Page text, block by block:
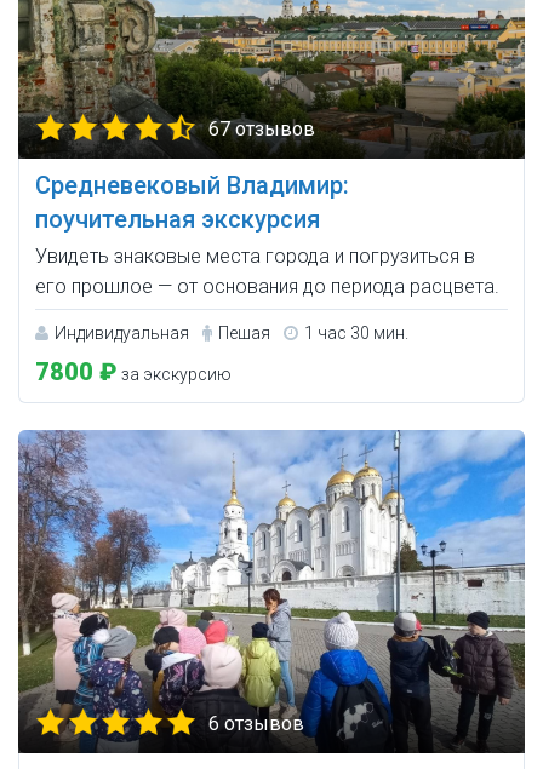
67 отзывов
Средневековый Владимир:
поучительная экскурсия
Увидеть знаковые места города и погрузиться в
его прошлое — от основания до периода расцвета.
Индивидуальная Пешая 1 час 30 мин.
7800 ₽ за экскурсию
6 отзывов